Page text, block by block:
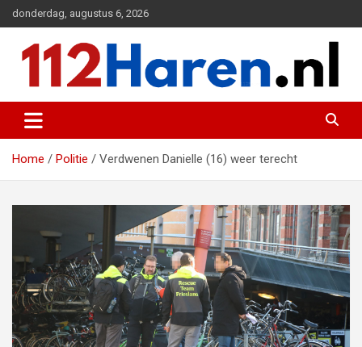
naar
inhoud
donderdag, augustus 6, 2026
112 Haren.nl
Home Politie Verdwenen Danielle (16) weer terecht